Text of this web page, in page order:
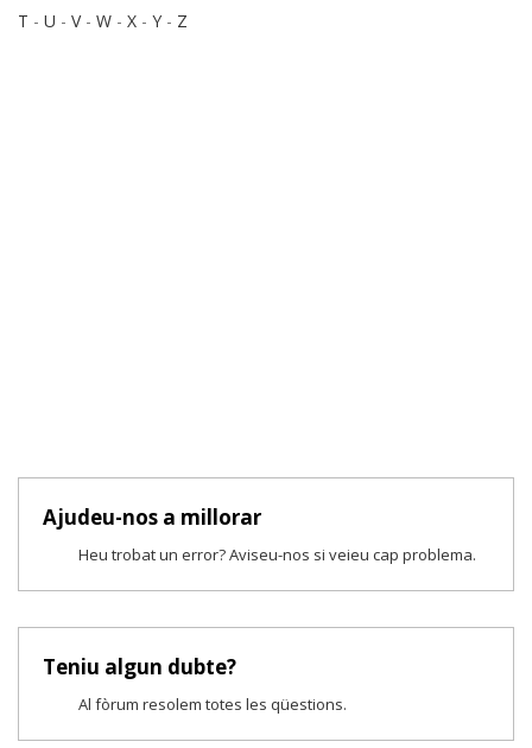
T - U - V- W - X - Y - Z
Ajudeu-nos a millorar
Heu trobat un error? Aviseu-nos si veieu cap problema.
Teniu algun dubte?
Al fòrum resolem totes les qüestions.